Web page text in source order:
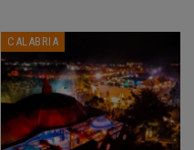
CALABRIA